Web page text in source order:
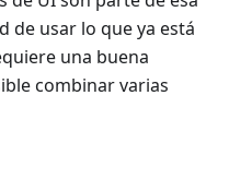
de usar lo que ya está
una buena
combinar varias